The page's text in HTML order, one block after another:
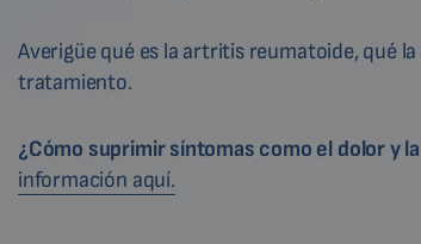
Averigüe qué es la artritis reumatoide, qué
tratamiento.
¿Cómo suprimir síntomas como el dolor y
información aquí.